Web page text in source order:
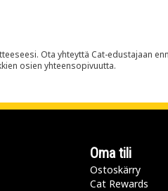
Ota yhteyttä Cat-edustajaan
osien yhteensopivuutta.
Oma tili
Ostoskärry
Cat Rewards